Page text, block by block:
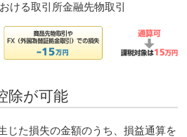
ける取引所金融先物取引
除が可能
じた損失の金額のうち、損益通算を